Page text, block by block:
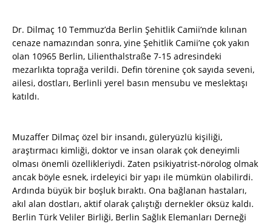
Dr. Dilmaç 10 Temmuz’da Berlin Şehitlik Camii’nde kılınan
cenaze namazından sonra, yine Şehitlik Camii’ne çok yakın
olan 10965 Berlin, Lilienthalstraße 7-15 adresindeki
mezarlıkta toprağa verildi. Defin törenine çok sayıda seveni,
ailesi, dostları, Berlinli yerel basın mensubu ve meslektaşı
katıldı.
Muzaffer Dilmaç özel bir insandı, güleryüzlü kişiliği,
araştırmacı kimliği, doktor ve insan olarak çok deneyimli
olması önemli özellikleriydi. Zaten psikiyatrist-nörolog olmak
ancak böyle esnek, irdeleyici bir yapı ile mümkün olabilirdi.
Ardında büyük bir boşluk bıraktı. Ona bağlanan hastaları,
akıl alan dostları, aktif olarak çalıştığı dernekler öksüz kaldı.
Berlin Türk Veliler Birliği, Berlin Sağlık Elemanları Derneği